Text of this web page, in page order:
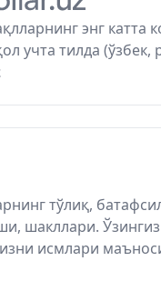
энг катта
учта тилда (ўзбек,
тўлиқ,
шакллари.
исмлари